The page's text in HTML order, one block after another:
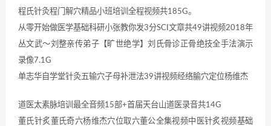
程氏针灸程门解穴精品小班培训全程视频共185G。
从零开始做医学基础科研小张教你发3分SCI文章共49讲视频2018年
丛文武～刘整亲传弟子【旷世绝学】刘氏骨诊正骨绝技全手法演示
录像7.1G
单志华自学堂针灸五输穴子母补泄法39讲视频经络腧穴定位杨维杰
道医太素脉培训最全音频15部+首届天台山道医录音共14G
董氏针炙董氏奇六杨维杰穴位取六董公全集视频中医针炙视频基础